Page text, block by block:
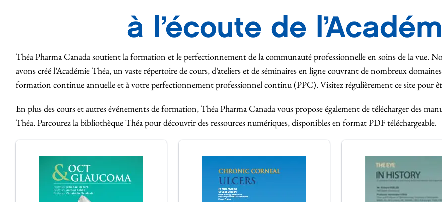
à l’écoute de
Théa Pharma Canada soutient la formation et le perfectionnement de la communauté professionnelle en soins de la vue.
avons créé l’Académie Théa, un vaste répertoire de cours, d’ateliers et de séminaires en ligne couvrant de nombreux
formation continue annuelle et à votre perfectionnement professionnel continu (PPC). Visitez régulièrement ce site pour
En plus des cours et autres événements de formation, Théa Pharma Canada vous propose également de télécharger des
Théa. Parcourez la bibliothèque Théa pour découvrir des ressources numériques, disponibles en format PDF téléchargeable.